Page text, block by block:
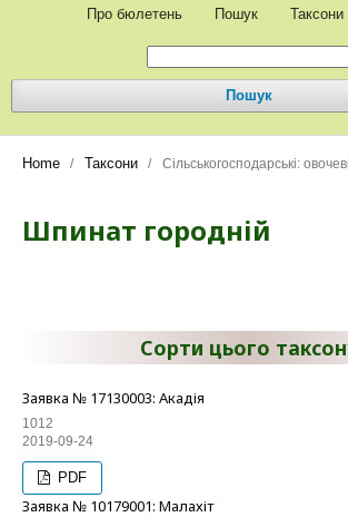
Про бюлетень Пошук Таксони
Пошук
Home / Таксони / Сільськогосподарські: овочеві
Шпинат городній
Сорти цього
Заявка № 17130003: Акадія
1012
2019-09-24
PDF
Заявка № 10179001: Малахіт